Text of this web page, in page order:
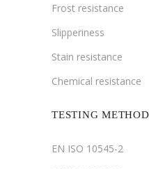
Frost resistance
Slipperiness
Stain resistance
Chemical resistance
TESTING METHOD
EN ISO 10545-2